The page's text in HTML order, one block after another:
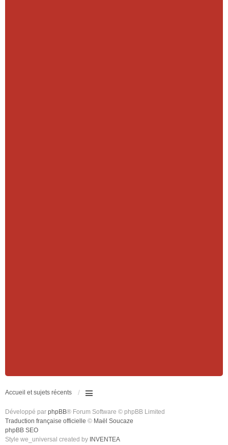
Accueil et sujets récents
Développé par phpBB® Forum Software © phpBB Limited
Traduction française officielle © Maël Soucaze
phpBB SEO
Style we_universal created by INVENTEA